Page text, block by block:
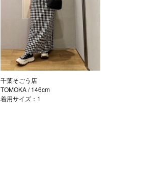
千葉そごう店
TOMOKA/ 146cm
着用サイズ：1